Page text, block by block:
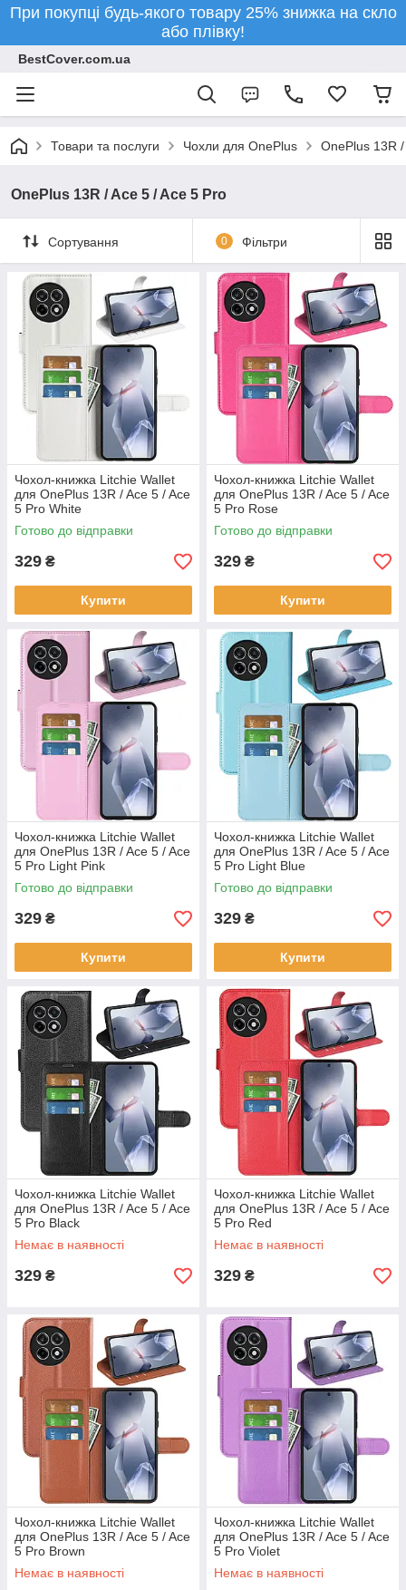
При покупці будь-якого товару 25% знижка на скло
або плівку!
BestCover.com.ua
Товари та послуги Чохли для OnePlus OnePlus 13R
OnePlus 13R / Ace 5 / Ace 5 Pro
Сортування 0 Фільтри
Чохол-книжка Litchie Wallet
для OnePlus 13R / Ace 5 / Ace
5 Pro White
Готово до відправки
329 ₴
Купити
Чохол-книжка Litchie Wallet
для OnePlus 13R / Ace 5 / Ace
5 Pro Rose
Готово до відправки
329 ₴
Купити
Чохол-книжка Litchie Wallet
для OnePlus 13R / Ace 5 / Ace
5 Pro Light Pink
Готово до відправки
329 ₴
Купити
Чохол-книжка Litchie Wallet
для OnePlus 13R / Ace 5 / Ace
5 Pro Light Blue
Готово до відправки
329 ₴
Купити
Чохол-книжка Litchie Wallet
для OnePlus 13R / Ace 5 / Ace
5 Pro Black
Немає в наявності
329 ₴
Чохол-книжка Litchie Wallet
для OnePlus 13R / Ace 5 / Ace
5 Pro Red
Немає в наявності
329 ₴
Чохол-книжка Litchie Wallet
для OnePlus 13R / Ace 5 / Ace
5 Pro Brown
Немає в наявності
Чохол-книжка Litchie Wallet
для OnePlus 13R / Ace 5 / Ace
5 Pro Violet
Немає в наявності